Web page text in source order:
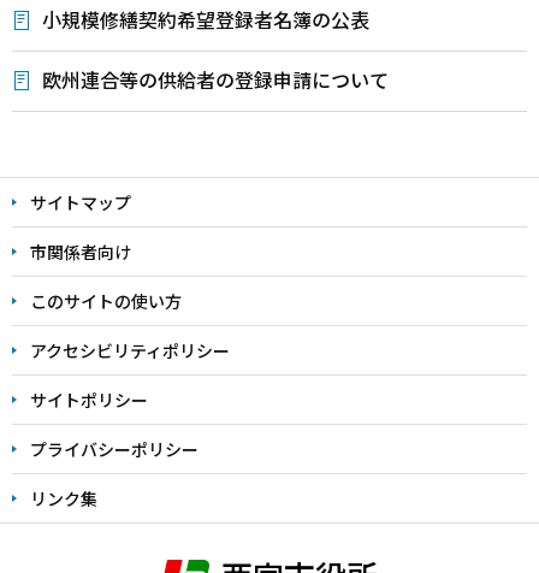
小規模修繕契約希望登録者名簿の公表
欧州連合等の供給者の登録申請について
文
こ
こ
ま
で
サイトマップ
市関係者向け
このサイトの使い方
アクセシビリティポリシー
サイトポリシー
プライバシーポリシー
リンク集